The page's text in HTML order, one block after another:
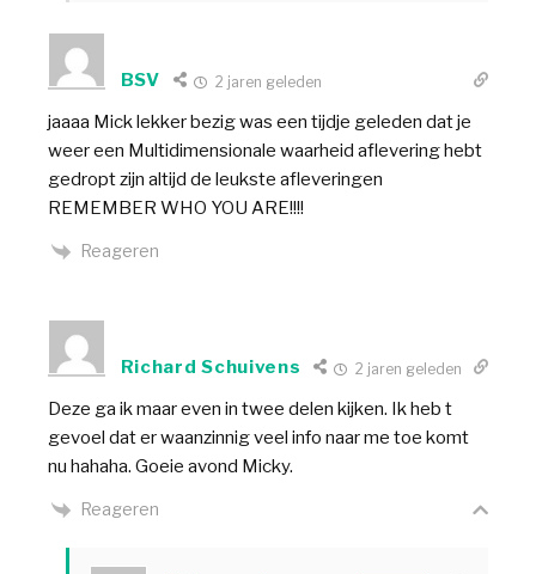
BSV 2 jaren geleden
jaaaa Mick lekker bezig was een tijdje geleden dat je
weer een Multidimensionale waarheid aflevering hebt
gedropt zijn altijd de leukste afleveringen
REMEMBER WHO YOU ARE!!!!
Reageren
Richard Schuivens 2 jaren geleden
Deze ga ik maar even in twee delen kijken. Ik heb t
gevoel dat er waanzinnig veel info naar me toe komt
nu hahaha. Goeie avond Micky.
Reageren